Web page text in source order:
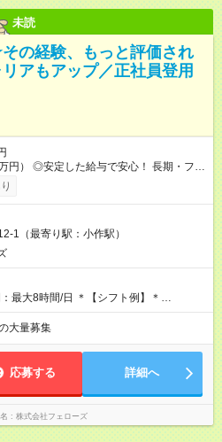
未読
の経験、もっと評価され
アもアップ／正社員登用
長期・フル
る方にお越しいただきたいと思っていま
ことはないので、安定した給与が入りま
います。このあたりは柔軟に対応する
の試用期間がありま
はありません。 【試用期間】試
長さ：2ヶ月 雇用形態、給与は本採用時
1（最寄り駅：小作駅）
最大8時間/日 ＊【シフト例】＊
～20:00 (3) 12:00～21:00 など ◎
憩1時間です。中抜けシフトなどはあり
に応じますのでおっしゃってください！
大量募集
応募する 詳細へ
株式会社フェローズ